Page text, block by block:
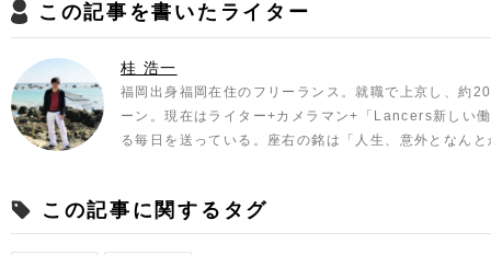
この記事を書いたライター
桂 浩一
福岡出身福岡在住のフリーランス。就職で上京し、約
ーン。現在はライター+カメラマン+「Lancers新しい
る毎日を送っている。座右の銘は「人生、意外となん
この記事に関するタグ